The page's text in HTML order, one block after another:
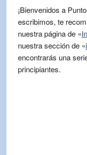
¡Bienvenidos a
escribimos, te
nuestra página de «
nuestra sección de «
encontrarás una
principiantes.